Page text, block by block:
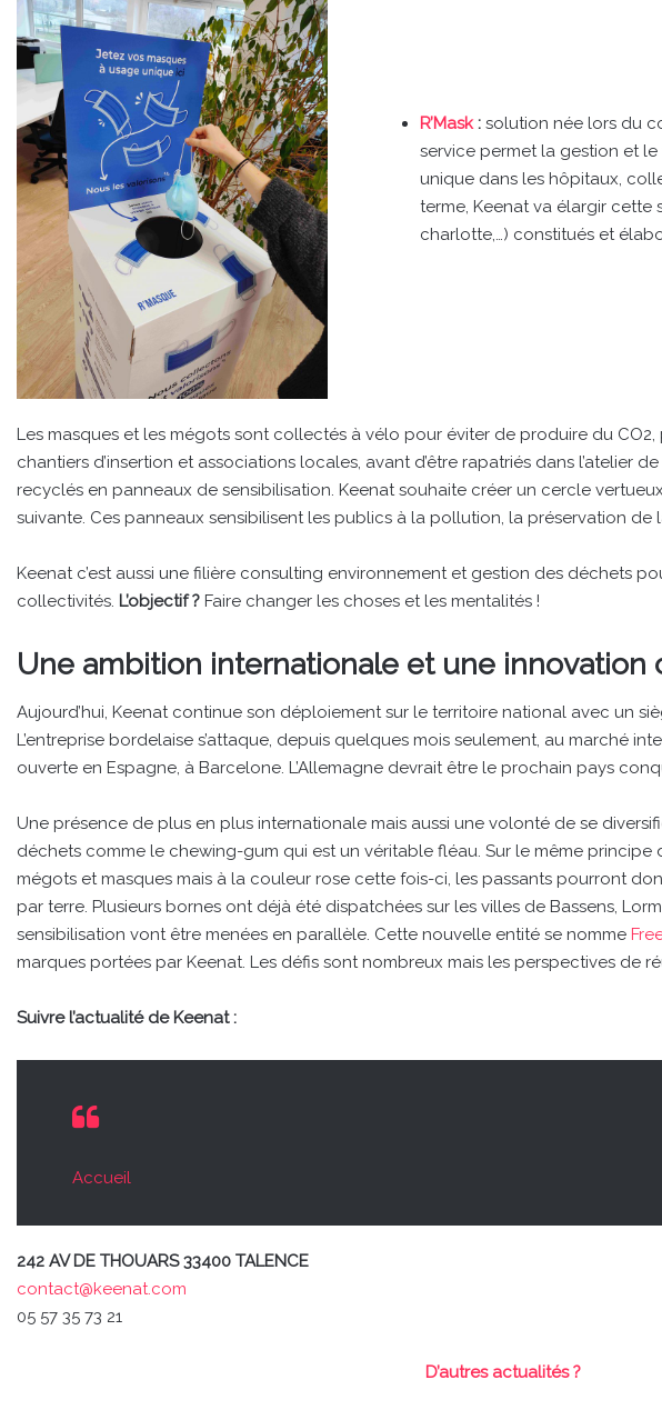
R’Mask :solution née lors du
service permet la gestion et
unique dans les hôpitaux,
terme, Keenat va élargir cette
charlotte,…) constitués et
Les masques et les mégots sont collectés à vélo pour éviter de produire du
chantiers d’insertion et associations locales, avant d’être rapatriés dans l’atelier
recyclés en panneaux de sensibilisation. Keenat souhaite créer un cercle
suivante. Ces panneaux sensibilisent les publics à la pollution, la préservation de
Keenat c’est aussi une filière consulting environnement et gestion des déchets
collectivités. L’objectif ? Faire changer les choses et les mentalités !
Une ambition internationale et une innovation
Aujourd’hui, Keenat continue son déploiement sur le territoire national avec un
L’entreprise bordelaise s’attaque, depuis quelques mois seulement, au marché
ouverte en Espagne, à Barcelone. L’Allemagne devrait être le prochain pays
Une présence de plus en plus internationale mais aussi une volonté de se
déchets comme le chewing-gum qui est un véritable fléau. Sur le même
mégots et masques mais à la couleur rose cette fois-ci, les passants pourront
par terre. Plusieurs bornes ont déjà été dispatchées sur les villes de Bassens,
sensibilisation vont être menées en parallèle. Cette nouvelle entité se nomme
marques portées par Keenat. Les défis sont nombreux mais les perspectives de
Suivre l’actualité de Keenat :
Accueil
242 AV DE THOUARS 33400 TALENCE
contact@keenat.com
05 57 35 73 21
D’autres actualités ?